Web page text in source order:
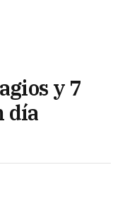
y 7
día